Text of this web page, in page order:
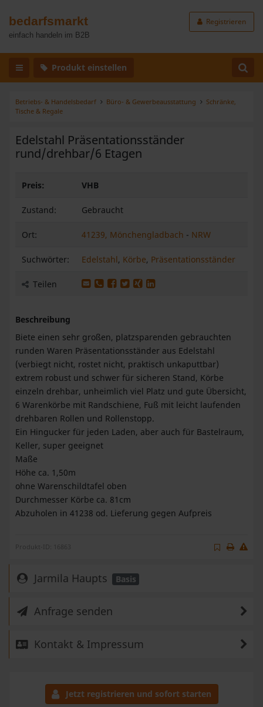
bedarfsmarkt
einfach handeln im B2B
Registrieren
Produkt einstellen
Betriebs- & Handelsbedarf Büro- & Gewerbeausstattung
Schränke,
Tische & Regale
Edelstahl Präsentationsständer
rund/drehbar/6 Etagen
Preis: VHB
Zustand: Gebraucht
Ort: 41239, Mönchengladbach - NRW
Suchwörter: Edelstahl, Körbe, Präsentationsständer
Teilen Produkt per E-Mail weiterleiten
Produkt per WhatsApp weiterleiten
Produkt auf Facebook teilen
Produkt auf X teilen
Produkt auf XING teilen
Produkt auf LinkedIn teilen
Beschreibung
Biete einen sehr großen, platzsparenden gebrauchten
runden Waren Präsentationsständer aus Edelstahl
(verbiegt nicht, rostet nicht, praktisch unkaputtbar)
extrem robust und schwer für sicheren Stand, Körbe
einzeln drehbar, unheimlich viel Platz und gute Übersicht,
6 Warenkörbe mit Randschiene, Fuß mit leicht laufenden
drehbaren Rollen und Rollenstopp.
Ein Hingucker für jeden Laden, aber auch für Bastelraum,
Keller, super geeignet
Maße
Höhe ca. 1,50m
ohne Warenschildtafel oben
Durchmesser Körbe ca. 81cm
Abzuholen in 41238 od. Lieferung gegen Aufpreis
Produkt-ID: 16863
Jarmila Haupts Basis
Anfrage senden
Kontakt & Impressum
Jetzt registrieren und sofort starten